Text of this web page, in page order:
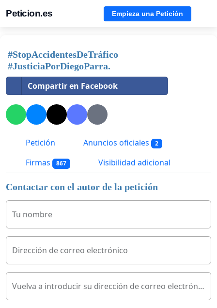
Peticion.es Empieza una Petición
#StopAccidentesDeTráfico
#JusticiaPorDiegoParra.
Compartir en Facebook
Petición Anuncios oficiales 2
Firmas 867 Visibilidad adicional
Contactar con el autor de la petición
Tu nombre
Dirección de correo electrónico
Vuelva a introducir su dirección de correo electrónico